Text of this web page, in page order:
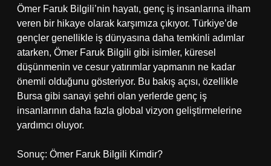
Ömer Faruk Bilgili’nin hayatı, genç iş insanlarına ilham
veren bir hikaye olarak karşımıza çıkıyor. Türkiye’de
gençler genellikle iş dünyasına daha temkinli adımlar
atarken, Ömer Faruk Bilgili gibi isimler, küresel
düşünmenin ve cesur yatırımlar yapmanın ne kadar
önemli olduğunu gösteriyor. Bu bakış açısı, özellikle
Bursa gibi sanayi şehri olan yerlerde genç iş
insanlarının daha fazla global vizyon geliştirmelerine
yardımcı oluyor.
Sonuç: Ömer Faruk Bilgili Kimdir?